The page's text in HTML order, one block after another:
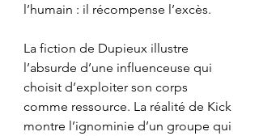
l’humain : il récompense l’excès.
La fiction de Dupieux illustre
l’absurde d’une influenceuse qui
choisit d’exploiter son corps
comme ressource. La réalité de Kick
montre l’ignominie d’un groupe qui